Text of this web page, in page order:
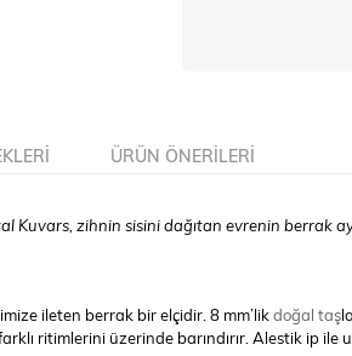
ÜRÜN ÖNERILERI
Kuvars, zihnin sisini dağıtan evrenin berrak
ileten berrak bir elçidir. 8 mm’likdoğal taş
ritimlerini üzerinde barındırır. Alestik ip